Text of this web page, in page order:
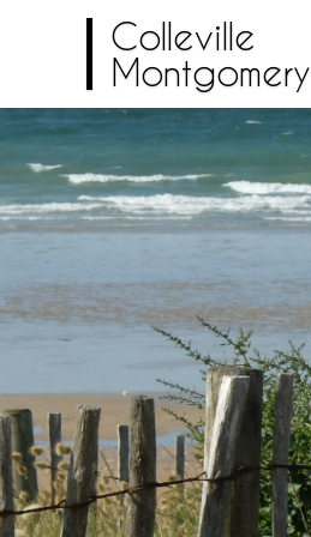
Colleville
Montgomery